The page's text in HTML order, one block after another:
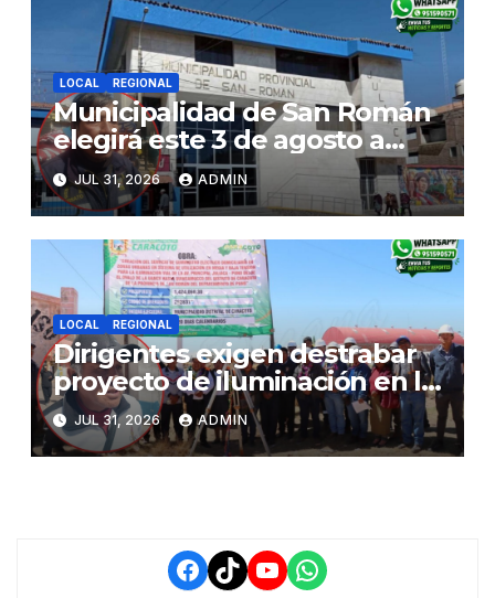
LOCAL REGIONAL
Municipalidad de San Román
elegirá este 3 de agosto a
representantes del Comité
de Seguridad y Salud en el
Trabajo
JUL 31, 2026 ADMIN
LOCAL REGIONAL
Dirigentes exigen destrabar
proyecto de iluminación en la
salida a Puno y alertan por
demora que pone en riesgo a
conductores
JUL 31, 2026 ADMIN
Facebook
TikTokYouTube
WhatsApp